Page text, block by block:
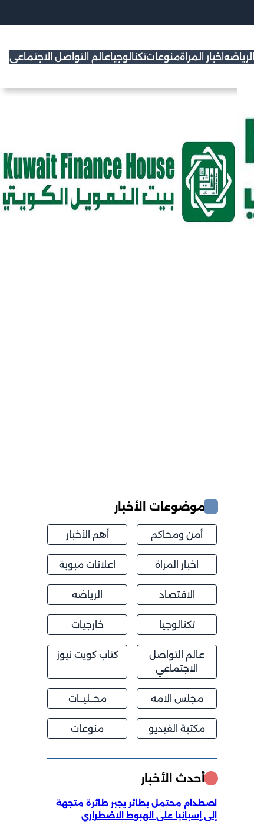
الرياضه اخبار المراةمنوعاتتكنالوجياعالم التواصل الاجتماعي
موضوعات الأخبار
أمن ومحاكم أهم الأخبار
اخبار المراة اعلانات مبوبة
الاقتصاد الرياضه
تكنالوجيا خارجيات
عالم التواصل
الاجتماعي
كتاب كويت نيوز
مجلس الامه محــليــات
مكتبة الفيديو منوعات
أحدث الأخبار
اصطدام محتمل بطائر يجبر طائرة متجهة
إلى إسبانيا على الهبوط الاضطراري